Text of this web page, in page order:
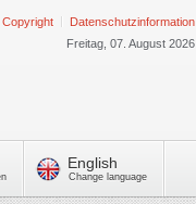
Copyright
Datenschutzinformation
Freitag, 07. August 2026
English
Change language